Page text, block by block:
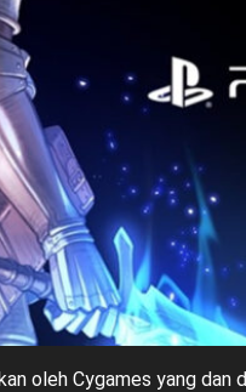
oleh Cygames yang dan